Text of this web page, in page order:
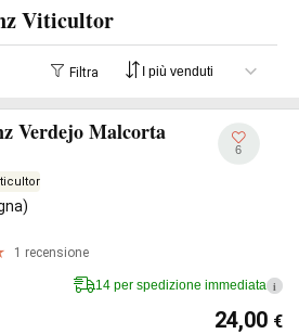
Viticultor
Filtra
Verdejo Malcorta
1 recensione
6
14 per spedizione immediata i
24,00 €